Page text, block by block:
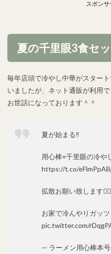
スポンサ
夏の千里眼3食セ
毎年店頭で冷やし中華がスター
いましたが、ネット通販が利用
お世話になっております＾＾
夏が始まる‼️
用心棒×千里眼の冷や
https://t.co/
拡散お願い致します🙇‍♂️
お家で冷んやりガッ
pic.twitter.com/
— ラーメン用心棒本